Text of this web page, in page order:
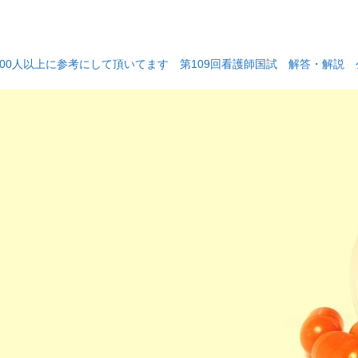
人以上に参考にして頂いてます 第109回看護師国試 解答・解説